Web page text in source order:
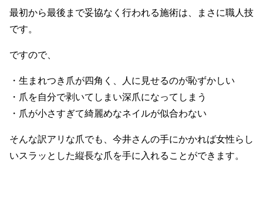
最初から最後まで妥協なく行われる施術は、まさに職人技
です。
ですので、
・生まれつき爪が四角く、人に見せるのが恥ずかしい
・爪を自分で剥いてしまい深爪になってしまう
・爪が小さすぎて綺麗めなネイルが似合わない
そんな訳アリな爪でも、今井さんの手にかかれば女性らし
いスラッとした縦長な爪を手に入れることができます。